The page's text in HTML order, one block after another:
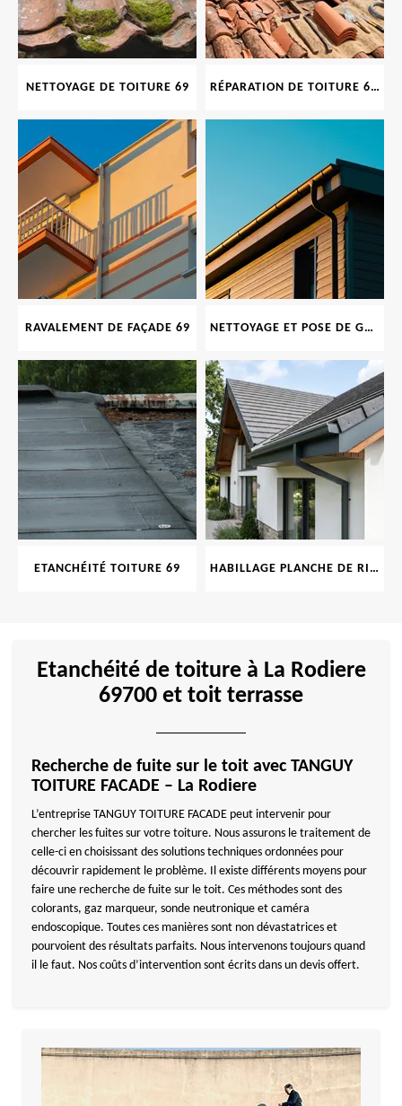
NETTOYAGE DE TOITURE 69 RÉPARATION DE TOITURE 69 RHONE, TUILES CASSÉES OU ABIMÉES
RAVALEMENT DE FAÇADE 69 NETTOYAGE ET POSE DE GOUTTIÈRE 69
ETANCHÉITÉ TOITURE 69 HABILLAGE PLANCHE DE RIVE 69
Etanchéité de toiture à La Rodiere
69700 et toit terrasse
Recherche de fuite sur le toit avec TANGUY
TOITURE FACADE – La Rodiere
L’entreprise TANGUY TOITURE FACADE peut intervenir pour
chercher les fuites sur votre toiture. Nous assurons le traitement de
celle-ci en choisissant des solutions techniques ordonnées pour
découvrir rapidement le problème. Il existe différents moyens pour
faire une recherche de fuite sur le toit. Ces méthodes sont des
colorants, gaz marqueur, sonde neutronique et caméra
endoscopique. Toutes ces manières sont non dévastatrices et
pourvoient des résultats parfaits. Nous intervenons toujours quand
il le faut. Nos coûts d’intervention sont écrits dans un devis offert.